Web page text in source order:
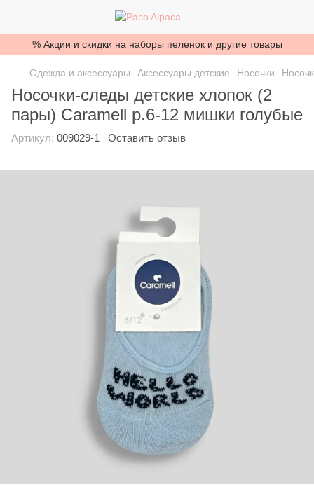
% Акции и скидки на наборы пеленок и другие товары
Одежда и аксессуары Аксессуары детские Носочки
Носочки-следы детские хлопок (2
пары) Caramell р.6-12 мишки голубые
Артикул: 009029-1 Оставить отзыв